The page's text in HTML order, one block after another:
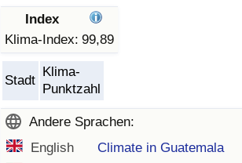
Index
Klima-Index: 99,89
Stadt
Klima-
Punktzahl
Andere Sprachen:
English
Climate in Guatemala
Lebenshaltungskosten-Index (aktuell)
Lebenshaltungskosten-Index
Lebenshaltungskosten-Index nach Land
in Akaba
Immobilienpreis-Index (aktuell)
Immobilienpreis-Index
Immobilienpreis-Index nach Land
Lebensqualität-Index
Lebensqualität-Index (aktuell)
Lebensqualitätsindex nach Land
Kriminalität